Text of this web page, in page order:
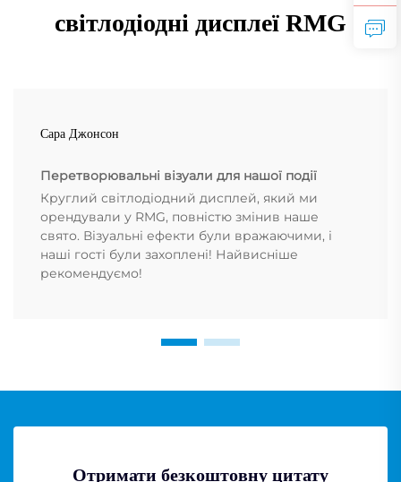
світлодіодні дисплеї RMG
Сара Джонсон
Перетворювальні візуали для нашої події
Круглий світлодіодний дисплей, який ми
орендували у RMG, повністю змінив наше
свято. Візуальні ефекти були вражаючими, і
наші гості були захоплені! Найвисніше
рекомендуємо!
Отримати безкоштовну цитату